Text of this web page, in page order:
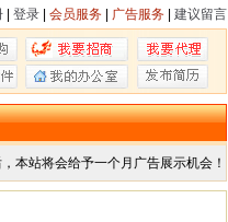
登录 会员服务 广告服务 建议留言
本站将会给予一个月广告展示机会！